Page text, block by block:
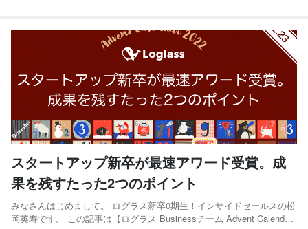
スタートアップ新卒が最速アワード受賞。成
果を残すたった2つのポイント
みなさんはじめまして。 ログラス新卒0期生！インサイドセールスの松
岡英寿です。 この記事は【ログラス Businessチーム Advent Calendar